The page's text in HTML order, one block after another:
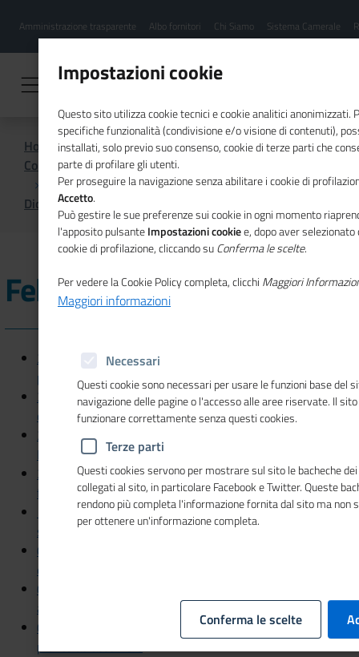
contenuto
Menu
hamburgher
Amministrazione trasparente Albo fornitori Chi Siamo Sistema Camerale
Home
Comunicazione istituzionale per il sistema camerale
Dicono di noi
Febbraio 2022
25/02/2022 - Italpress - Caro energia, Prete: “Pesano il
post-Covid e le crisi geopolitiche”
25/02/2022 - ItaliaOggi - Oltre mille gli esperti della crisi
d’impresa. Meno di 100, però, le istanze
22/02/2022 - Il Mattino - Intervista al presidente Andrea
Prete "Pnrr, troppa burocrazia le imprese in difficoltà"
22/02/2022 -Il Sole 24 ORE - Lavoro, assunzioni in
frenata e il 40% dei posti resta scoperto
11/02/2022 - Il Sole 24 ORE - Effetto Pnrr
sull'occupazione: fino a 1,7 milioni di posti in più
01/02/2022 - Corriere della Sera - Informatici, esperti di tlc
e artigiani: ecco il podio del lavoro
01/02/2022 - Il Sole 24 ORE - Sei imprese su 10
assumono. Mancano operai e ingegneri
01/02/2022 - ItaliaOggi - Excelsior Sei aziende su 10
pronte ad assumere
Impostazioni cookie
Questo sito utilizza cookie tecnici e cookie analitici anonimizzati.
specifiche funzionalità (condivisione e/o visione di contenuti),
installati, solo previo suo consenso, cookie di terze parti che
parte di profilare gli utenti.
Per proseguire la navigazione senza abilitare i cookie di
Accetto.
Può gestire le sue preferenze sui cookie in ogni momento
l'apposito pulsanteImpostazioni cookiee, dopo aver
cookie di profilazione, cliccando suConferma le scelte.
Per vedere la Cookie Policy completa, clicchi Maggiori
Maggiori informazioni
Necessari
Questi cookie sono necessari per usare le funzioni base del
navigazione delle pagine o l'accesso alle aree riservate. Il
funzionare correttamente senza questi cookies.
Terze parti
Questi cookies servono per mostrare sul sito le bacheche
collegati al sito, in particolare Facebook e Twitter. Queste
rendono più completa l'informazione fornita dal sito ma non
per ottenere un'informazione completa.
Conferma le scelte